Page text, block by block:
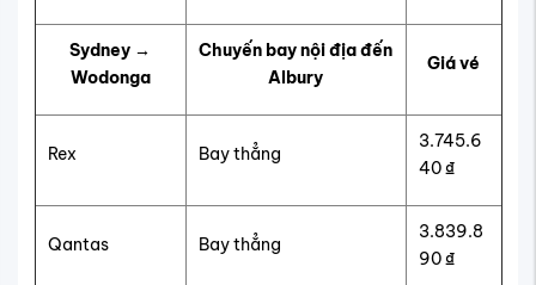
Sydney →
Wodonga
Chuyến bay nội địa đến
Albury
Giá vé
Rex Bay thẳng
3.745.6
40 ₫
Qantas Bay thẳng
3.839.8
90 ₫